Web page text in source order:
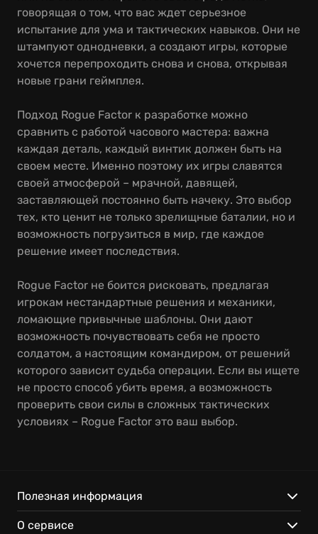
говорящая о том, что вас ждет серьезное
испытание для ума и тактических навыков. Они не
штампуют однодневки, а создают игры, которые
хочется перепроходить снова и снова, открывая
новые грани геймплея.
Подход Rogue Factor к разработке можно
сравнить с работой часового мастера: важна
каждая деталь, каждый винтик должен быть на
своем месте. Именно поэтому их игры славятся
своей атмосферой – мрачной, давящей,
заставляющей постоянно быть начеку. Это выбор
тех, кто ценит не только зрелищные баталии, но и
возможность погрузиться в мир, где каждое
решение имеет последствия.
Rogue Factor не боится рисковать, предлагая
игрокам нестандартные решения и механики,
ломающие привычные шаблоны. Они дают
возможность почувствовать себя не просто
солдатом, а настоящим командиром, от решений
которого зависит судьба операции. Если вы ищете
не просто способ убить время, а возможность
проверить свои силы в сложных тактических
условиях – Rogue Factor это ваш выбор.
Полезная информация
О сервисе